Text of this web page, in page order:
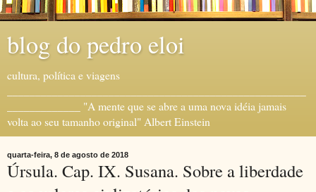
blog do pedro eloi
cultura, política e viagens
_____________ "A mente que se abre a uma nova idéia jamais
volta ao seu tamanho original" Albert Einstein
quarta-feira, 8 de agosto de 2018
Úrsula. Cap. IX. Susana. Sobre a liberdade